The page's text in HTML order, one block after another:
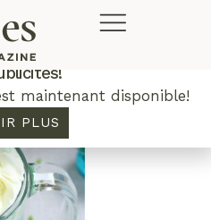
Plus de rabais.
maintenant disponible!
PLUS